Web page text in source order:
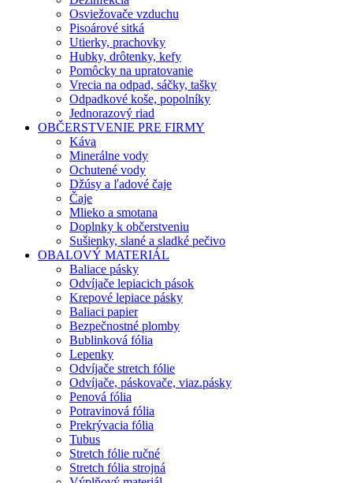
Osviežovače vzduchu
Pisoárové sitká
Utierky, prachovky
Hubky, drôtenky, kefy
Pomôcky na upratovanie
Vrecia na odpad, sáčky, tašky
Odpadkové koše, popolníky
Jednorazový riad
OBČERSTVENIE PRE FIRMY
Káva
Minerálne vody
Ochutené vody
Džúsy a ľadové čaje
Čaje
Mlieko a smotana
Doplnky k občerstveniu
Sušienky, slané a sladké pečivo
OBALOVÝ MATERIÁL
Baliace pásky
Odvíjače lepiacich pások
Krepové lepiace pásky
Baliaci papier
Bezpečnostné plomby
Bublinková fólia
Lepenky
Odvíjače stretch fólie
Odvíjače, páskovače, viaz.pásky
Penová fólia
Potravinová fólia
Prekrývacia fólia
Tubus
Stretch fólie ručné
Stretch fólia strojná